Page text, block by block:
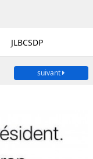
JLBCSDP
suivant